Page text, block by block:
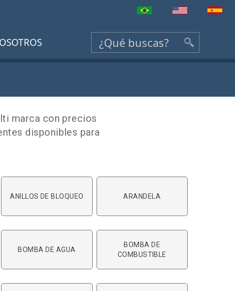
marca con precios
disponibles para
ANILLOS DE BLOQUEO ARANDELA
BOMBA DE AGUA
BOMBA DE
COMBUSTIBLE